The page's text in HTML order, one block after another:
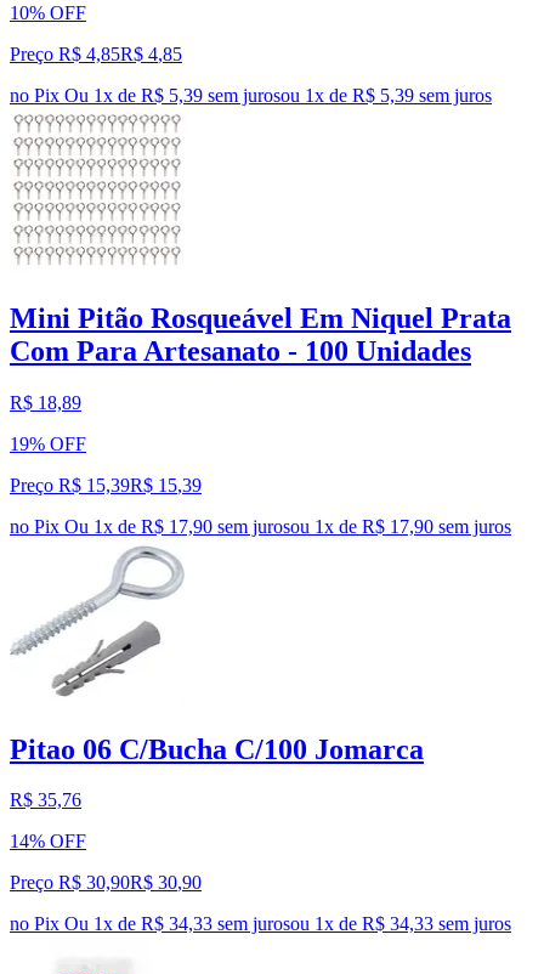
10% OFF
Preço R$ 4,85R$ 4,85
no Pix Ou 1x de R$ 5,39 sem jurosou 1x de R$ 5,39 sem juros
Mini Pitão Rosqueável Em Niquel Prata
Com Para Artesanato - 100 Unidades
R$ 18,89
19% OFF
Preço R$ 15,39R$ 15,39
no Pix Ou 1x de R$ 17,90 sem jurosou 1x de R$ 17,90 sem juros
Pitao 06 C/Bucha C/100 Jomarca
R$ 35,76
14% OFF
Preço R$ 30,90R$ 30,90
no Pix Ou 1x de R$ 34,33 sem jurosou 1x de R$ 34,33 sem juros